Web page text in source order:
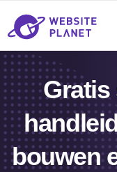
Gratis
bouwen